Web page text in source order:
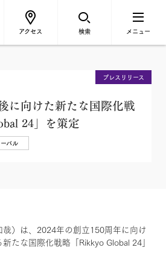
アクセス 検索 メニュー
プレスリリース
に向けた新たな国際化戦
24」を策定
バル
）は、2024年の創立150周年に向け
たな国際化戦略「Rikkyo Global 24」